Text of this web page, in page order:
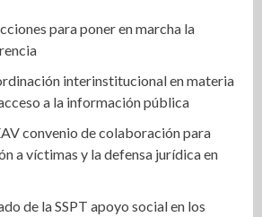
para poner en marcha la
interinstitucional en materia
a la información pública
convenio de colaboración para
a víctimas y la defensa jurídica en
de la SSPT apoyo social en los